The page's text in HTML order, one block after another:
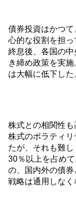
債券投資はかつ
心的な役割を担
終息後、各国の
き締め政策を実
は大幅に低下した
株式との相関性
株式のボラティ
たが、それも難
30％以上を占め
の、国内外の債
戦略は通用しなく